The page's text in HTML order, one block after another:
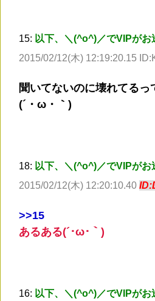
15: 以下、＼(^o^)／でVIPがお
2015/02/12(木) 12:19:20.15
聞いてないのに壊れてるっ
(´・ω・｀)
18: 以下、＼(^o^)／でVIPがお
2015/02/12(木) 12:20:10.40
>>15
あるある(´･ω･｀)
16: 以下、＼(^o^)／でVIPがお